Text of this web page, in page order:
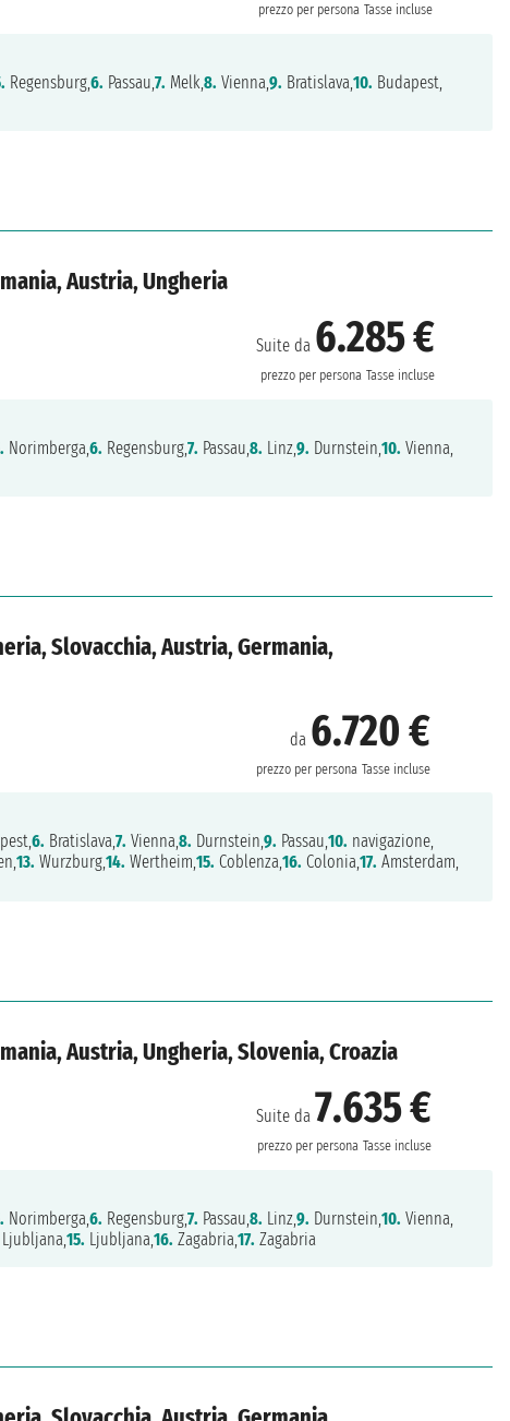
prezzo per persona Tasse incluse
Regensburg,6. Passau,7. Melk,8. Vienna,9. Bratislava,10. Budapest,
Austria, Ungheria
Suite da 6.285 €
prezzo per persona Tasse incluse
Norimberga,6. Regensburg,7. Passau,8. Linz,9. Durnstein,10. Vienna,
Slovacchia, Austria, Germania,
da 6.720 €
prezzo per persona Tasse incluse
6. Bratislava,7. Vienna,8. Durnstein,9. Passau,10. navigazione,
13. Wurzburg,14. Wertheim,15. Coblenza,16. Colonia,17. Amsterdam,
Austria, Ungheria, Slovenia, Croazia
Suite da 7.635 €
prezzo per persona Tasse incluse
Norimberga,6. Regensburg,7. Passau,8. Linz,9. Durnstein,10. Vienna,
Ljubljana,15. Ljubljana,16. Zagabria,17. Zagabria